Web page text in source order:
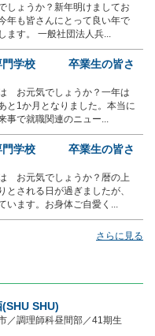
ょうか？新年明けましてお
年も皆さんにとって良い年で
ます。 一般社団法人兵...
門学校 卒業生の皆さ
お元気でしょうか？一年は
と1か月となりました。本当に
事で就職関連のニュー...
門学校 卒業生の皆さ
お元気でしょうか？暦の上
とされる日が過ぎましたが、
います。お身体ご自愛く...
さらに見る
SHU)
／調理師科昼間部／41期生